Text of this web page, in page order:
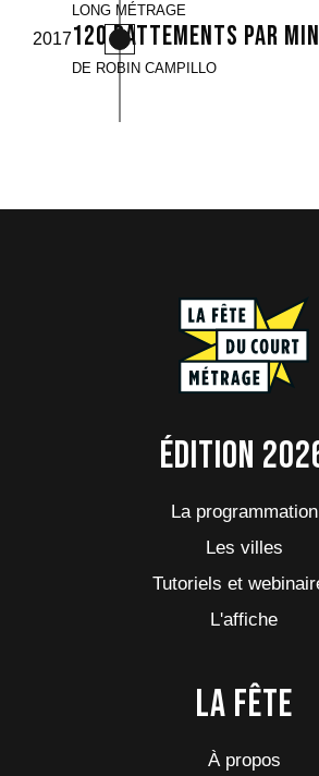
2017
LONG MÉTRAGE
120 battements par
DE ROBIN CAMPILLO
Édition
La programmation
Les villes
Tutoriels et
L'affiche
La fête
À propos